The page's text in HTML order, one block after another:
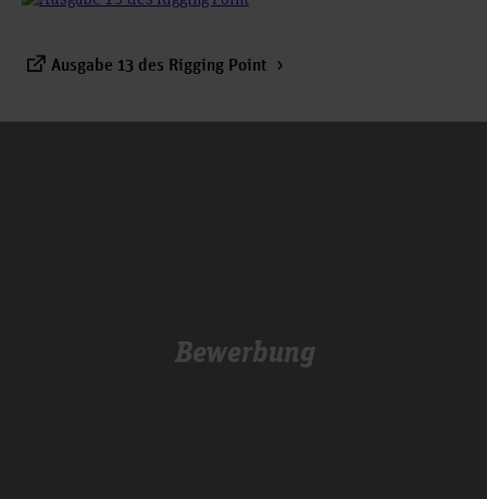
Ausgabe 13 des Rigging Point
Bewerbung